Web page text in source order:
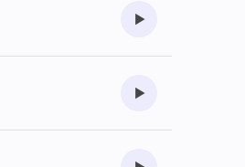
수강준비
수강준비